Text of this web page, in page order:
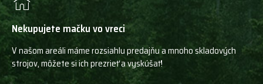
Nekupujete mačku vo vreci
V našom areáli máme rozsiahlu predajňu a mnoho skladových
strojov, môžete si ich prezrieť a vyskúšať!